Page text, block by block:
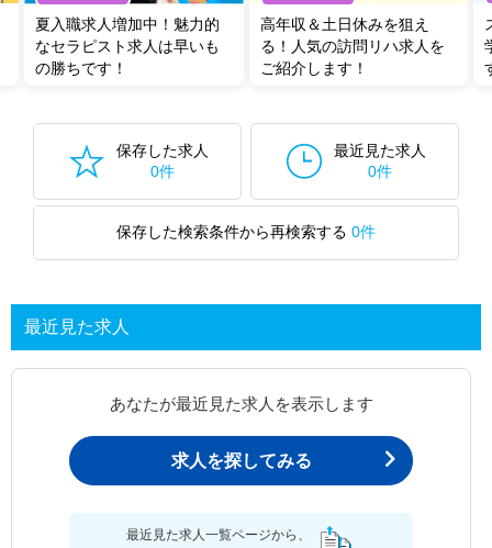
夏入職求人増加中！魅力的
なセラピスト求人は早いも
の勝ちです！
高年収＆土日休みを狙え
る！人気の訪問リハ求人を
ご紹介します！
保存した求人
0件
最近見た求人
0件
保存した検索条件から再検索する 0件
最近見た求人
あなたが最近見た求人を表示します
求人を探してみる
最近見た求人一覧ページから、